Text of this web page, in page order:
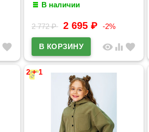
favorite
В наличии
2 772₽ 2 695 ₽ -2%
visibility equalizer favorite
2 + 1